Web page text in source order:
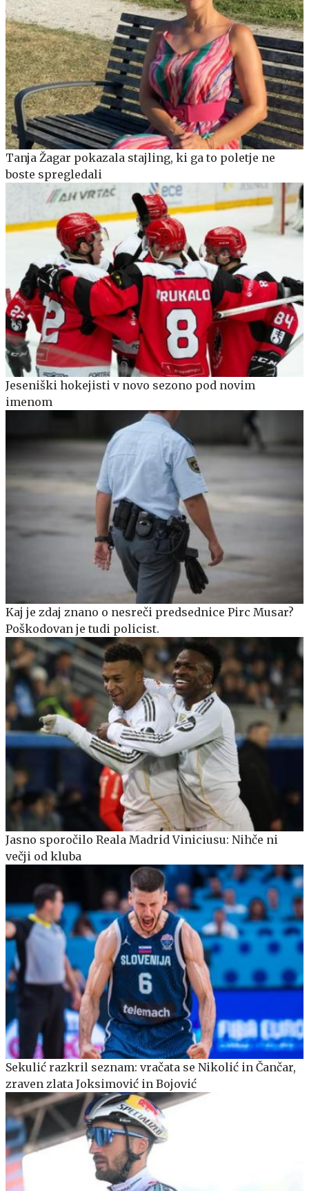
Tanja Žagar pokazala stajling, ki ga to poletje ne
boste spregledali
Jeseniški hokejisti v novo sezono pod novim
imenom
Kaj je zdaj znano o nesreči predsednice Pirc Musar?
Poškodovan je tudi policist.
Jasno sporočilo Reala Madrid Viniciusu: Nihče ni
večji od kluba
Sekulić razkril seznam: vračata se Nikolić in Čančar,
zraven zlata Joksimović in Bojović